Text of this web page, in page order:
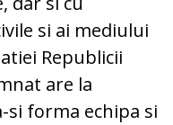
si ai mediului
Republicii
are la
si forma echipa si